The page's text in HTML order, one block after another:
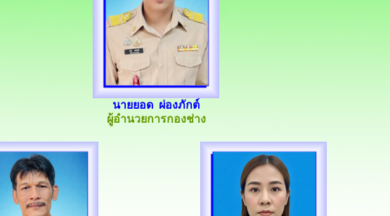
นายยอด ผ่องภักต์
ผู้อำนวยการกองช่าง